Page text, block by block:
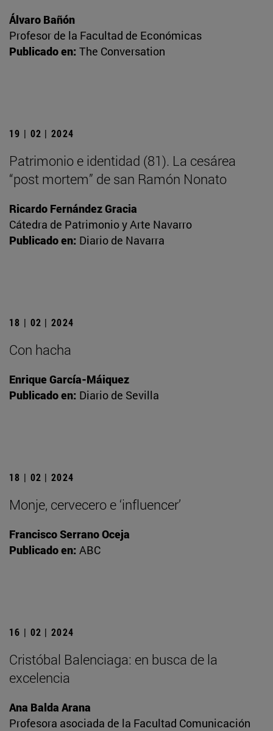
Álvaro Bañón
Profesor de la Facultad de Económicas
Publicado en: The Conversation
19 | 02 | 2024
Patrimonio e identidad (81). La cesárea
“post mortem” de san Ramón Nonato
Ricardo Fernández Gracia
Cátedra de Patrimonio y Arte Navarro
Publicado en: Diario de Navarra
18 | 02 | 2024
Con hacha
Enrique García-Máiquez
Publicado en: Diario de Sevilla
18 | 02 | 2024
Monje, cervecero e ‘influencer’
Francisco Serrano Oceja
Publicado en: ABC
16 | 02 | 2024
Cristóbal Balenciaga: en busca de la
excelencia
Ana Balda Arana
Profesora asociada de la Facultad Comunicación